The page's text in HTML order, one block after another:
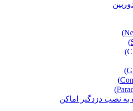
به نصب دزدگیر اماکن